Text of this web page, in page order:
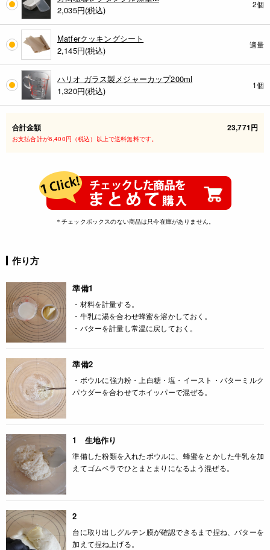
2,035円(税込)
2個
Matferクッキングシート
2,145円(税込)
適量
ハリオ ガラス製メジャーカップ200ml
1,320円(税込)
1個
合計金額 23,771円
お支払合計が6,400円（税込）以上で送料無料です。
＊チェックボックスのない商品は只今在庫がありません。
作り方
準備1
・材料を計量する。
・牛乳に湯を合わせ蜂蜜を溶かしておく。
・バターを計量し常温に戻しておく。
準備2
・ボウルに強力粉・上白糖・塩・イースト・バターミルク
パウダーを合わせてホイッパーで混ぜる。
1 生地作り
準備した粉類を入れたボウルに、蜂蜜をとかした牛乳を加
えてゴムベラでひとまとまりになるよう混ぜる。
2
台に取り出しグルテン膜が確認できるまで捏ね、バターを
加えて捏ね上げる。